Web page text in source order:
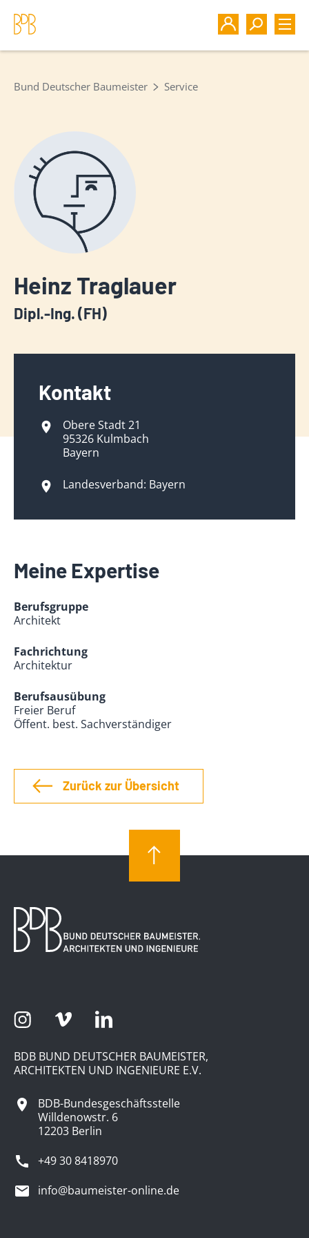
Bund Deutscher Baumeister Service
Heinz Traglauer
Dipl.-Ing. (FH)
Kontakt
Obere Stadt 21
95326 Kulmbach
Bayern
Landesverband: Bayern
Meine Expertise
Berufsgruppe
Architekt
Fachrichtung
Architektur
Berufsausübung
Freier Beruf
Öffent. best. Sachverständiger
Zurück zur Übersicht
BDB BUND DEUTSCHER BAUMEISTER,
ARCHITEKTEN UND INGENIEURE E.V.
BDB-Bundesgeschäftsstelle
Willdenowstr. 6
12203 Berlin
+49 30 8418970
info@baumeister-online.de